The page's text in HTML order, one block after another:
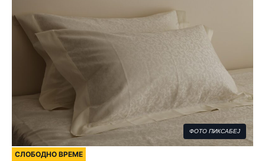
ФОТО ПИКСАБЕЈ
СЛОБОДНО ВРЕМЕ